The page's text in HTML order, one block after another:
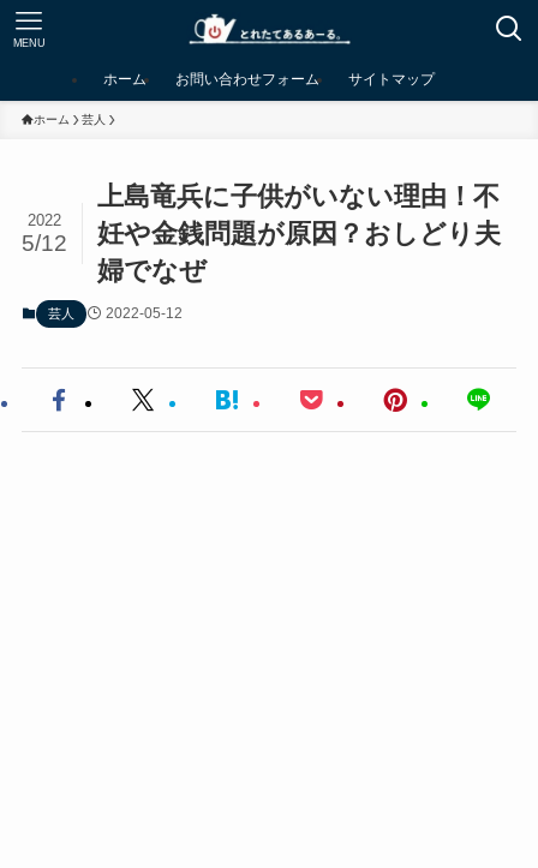
MENU
ホーム お問い合わせフォーム サイトマップ
ホーム 芸人
上島竜兵に子供がいない理由！不
妊や金銭問題が原因？おしどり夫
婦でなぜ
2022
5/12
芸人 2022-05-12